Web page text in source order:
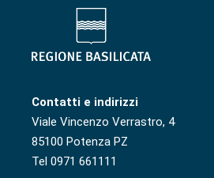
Contatti e indirizzi
Viale Vincenzo Verrastro, 4
85100 Potenza PZ
Tel 0971 661111